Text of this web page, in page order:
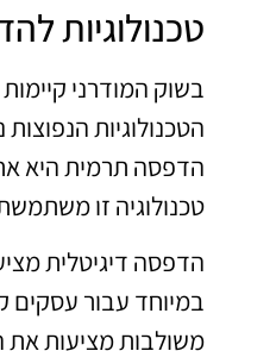
טכנולוגיות
בשוק המודרני
הטכנולוגיות
הדפסה תרמית היא
טכנולוגיה זו
הדפסה דיגיטלית
במיוחד עבור עסקים
משולבות מציעות את